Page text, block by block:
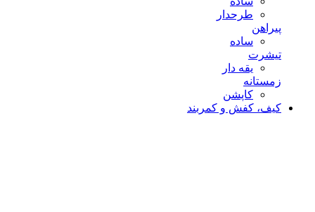
طرحدار
پیراهن
ساده
تیشرت
یقه دار
زمستانه
کاپشن
کیف، کفش و کمربند